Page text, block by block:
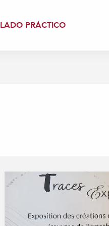
LADO PRÁCTICO